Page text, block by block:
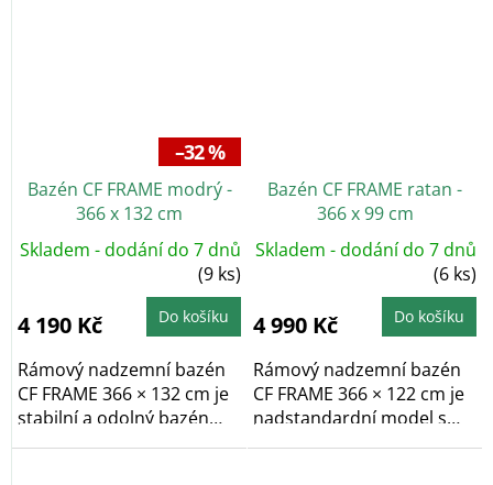
–32 %
Bazén CF FRAME modrý -
366 x 132 cm
Skladem - dodání do 7 dnů
(9 ks)
4 190 Kč Do košíku
Rámový nadzemní bazén
CF FRAME 366 × 132 cm je
stabilní a odolný bazén
vhodný pro...
Bazén CF FRAME ratan -
366 x 99 cm
Skladem - dodání do 7 dnů
(6 ks)
4 990 Kč Do košíku
Rámový nadzemní bazén
CF FRAME 366 × 122 cm je
nadstandardní model s
výjimečnou...